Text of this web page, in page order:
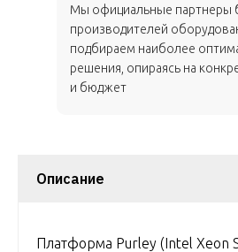
Мы официальные партнеры
производителей
подбираем наиболее
решения, опираясь на
и бюджет
Платформа Purley (Intel Xeon